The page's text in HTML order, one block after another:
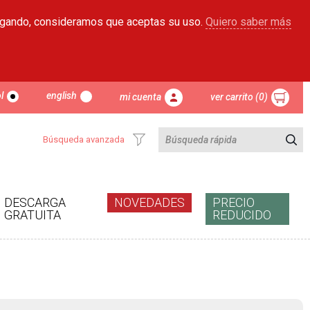
consideramos que aceptas su uso. Quiero saber más
english mi cuenta ver carrito (0)
Búsqueda avanzada
DESCARGA
GRATUITA
NOVEDADES
PRECIO
REDUCIDO